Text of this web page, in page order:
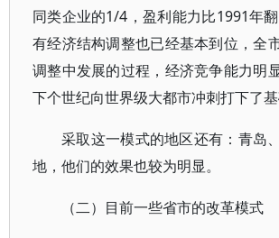
同类企业的1/4，盈利能力比1991年
有经济结构调整也已经基本到位，全
调整中发展的过程，经济竞争能力明
下个世纪向世界级大都市冲刺打下了基
采取这一模式的地区还有：青岛
地，他们的效果也较为明显。
（二）目前一些省市的改革模式